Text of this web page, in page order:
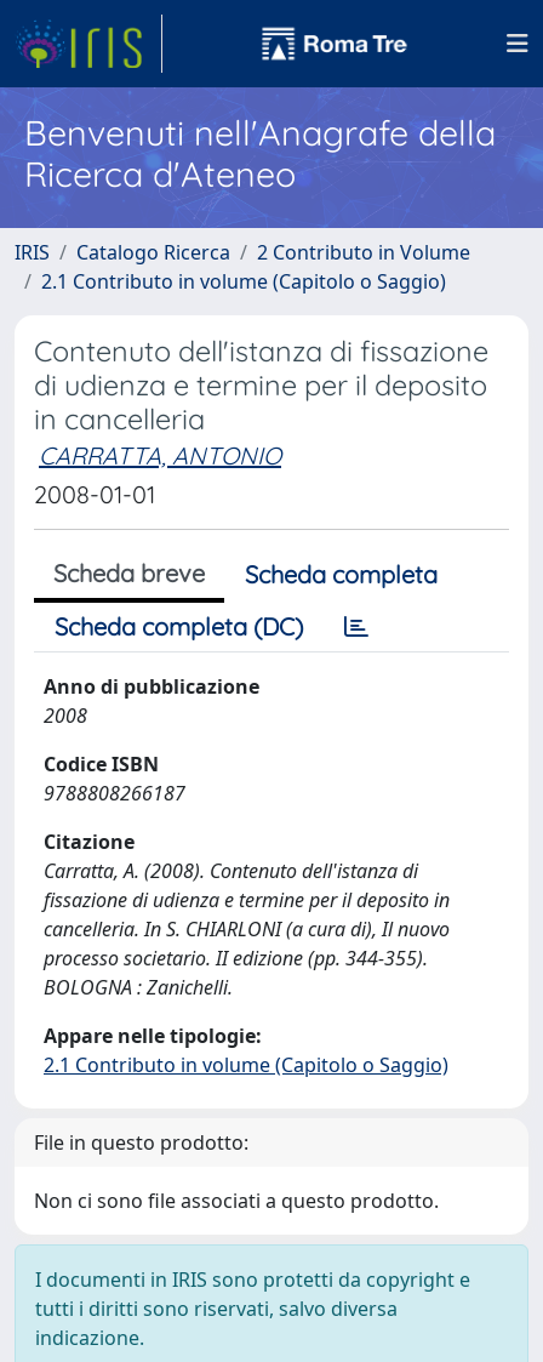
Benvenuti nell'Anagrafe della
Ricerca d'Ateneo
IRIS Catalogo Ricerca
2 Contributo in Volume
2.1 Contributo in volume (Capitolo o Saggio)
Contenuto dell'istanza di fissazione
di udienza e termine per il deposito
in cancelleria
CARRATTA, ANTONIO
2008-01-01
Scheda breve
Scheda completa
Scheda completa (DC)
Anno di pubblicazione
2008
Codice ISBN
9788808266187
Citazione
Carratta, A. (2008). Contenuto dell'istanza di
fissazione di udienza e termine per il deposito in
cancelleria. In S. CHIARLONI (a cura di), Il nuovo
processo societario. II edizione (pp. 344-355).
BOLOGNA : Zanichelli.
Appare nelle tipologie:
2.1 Contributo in volume (Capitolo o Saggio)
File in questo prodotto:
Non ci sono file associati a questo prodotto.
I documenti in IRIS sono protetti da copyright e
tutti i diritti sono riservati, salvo diversa
indicazione.